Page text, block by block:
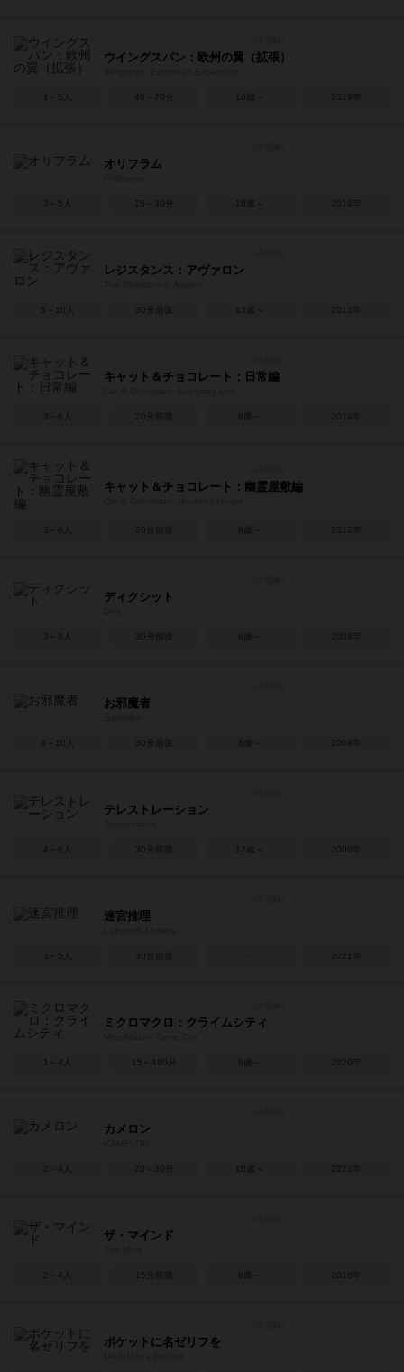
ウイングスパン：欧州の翼（拡張）
1～5人 40～70分 10歳～ 2019年
オリフラム
3～5人 15～30分 10歳～ 2019年
レジスタンス：アヴァロン
5～10人 30分前後 13歳～ 2012年
キャット＆チョコレート：日常編
3～6人 20分前後 8歳～ 2014年
キャット＆チョコレート：幽霊屋敷編
3～6人 20分前後 8歳～ 2012年
ディクシット
3～8人 30分前後 6歳～ 2008年
お邪魔者
3～10人 30分前後 8歳～ 2004年
テレストレーション
4～8人 30分前後 12歳～ 2009年
迷宮推理
3～5人 30分前後 2021年
ミクロマクロ：クライムシティ
1～4人 15～480分 8歳～ 2020年
カメロン
2～4人 20～30分 10歳～ 2021年
ザ・マインド
2～4人 15分前後 8歳～ 2018年
ポケットに名ゼリフを